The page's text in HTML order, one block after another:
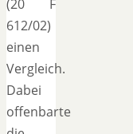
(20 F
612/02)
einen
Vergleich.
Dabei
offenbarte